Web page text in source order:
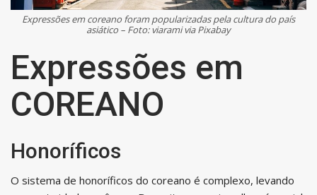
Expressões em coreano foram popularizadas pela cultura do país
asiático – Foto: viarami via Pixabay
Expressões em
COREANO
Honoríficos
O sistema de honoríficos do coreano é complexo, levando